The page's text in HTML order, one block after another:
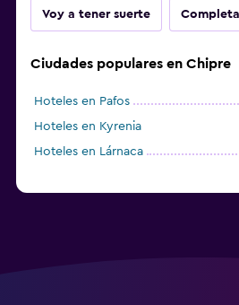
Voy a tener suerte
Ciudades populares en Chipre
Hoteles en Pafos
Hoteles en Kyrenia
Hoteles en Lárnaca